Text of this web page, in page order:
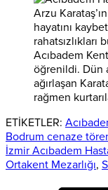
ETİKETLER:
Bodrum cenaze
İzmir Acıbadem
Ortakent Mezarlığı,